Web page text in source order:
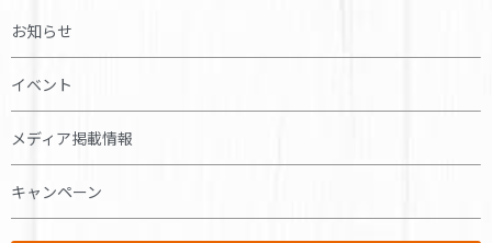
お知らせ
イベント
メディア掲載情報
キャンペーン